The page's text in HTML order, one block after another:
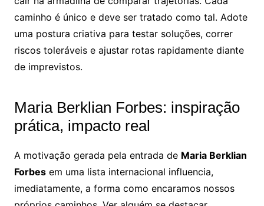
caminho é único e deve ser tratado como tal. Adote
uma postura criativa para testar soluções, correr
riscos toleráveis e ajustar rotas rapidamente diante
de imprevistos.
Maria Berklian Forbes: inspiração
prática, impacto real
A motivação gerada pela entrada de Maria Berklian
Forbesem uma lista internacional influencia,
imediatamente, a forma como encaramos nossos